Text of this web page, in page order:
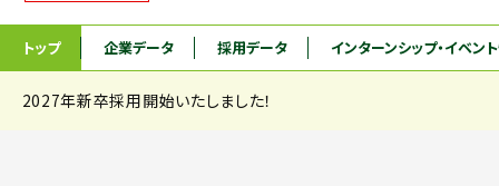
トップ 企業データ 採用データ インターンシップ・イベン
2027年新卒採用開始いたしました！